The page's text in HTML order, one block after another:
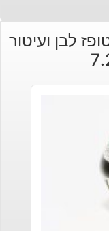
לבן ועיטור